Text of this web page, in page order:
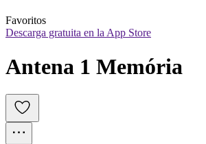
Favoritos
Descarga gratuita en la App Store
Antena 1 Memória